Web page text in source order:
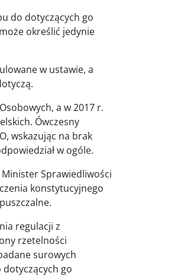
do dotyczących go
określić jedynie
w ustawie, a
a w 2017 r.
Ówczesny
wskazując na brak
w ogóle.
Sprawiedliwości
konstytucyjnego
regulacji z
rzetelności
surowych
go